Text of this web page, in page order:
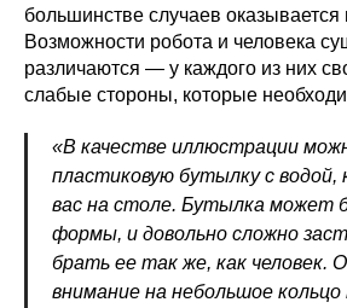
большинстве случаев
Возможности робота и человека
различаются — у каждого из них
слабые стороны, которые
«В качестве иллюстрации
пластиковую бутылку с
вас на столе. Бутылка может
формы, и довольно сложно
брать ее так же, как человек.
внимание на небольшое